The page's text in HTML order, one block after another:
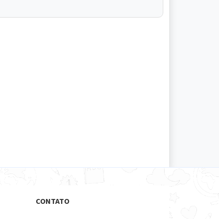
CONTATO